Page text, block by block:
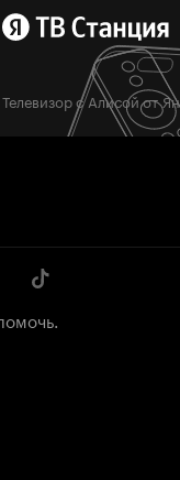
Телевизор с Алисой от